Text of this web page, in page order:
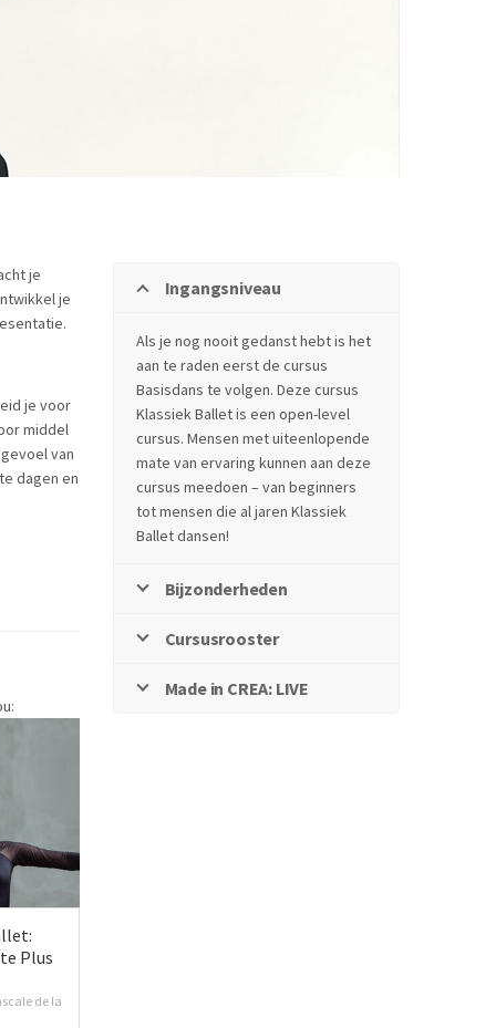
je
je
je voor
middel
van
dagen en
Plus
de la
Ingangsniveau
Als je nog nooit gedanst hebt is het
aan te raden eerst de cursus
Basisdans te volgen. Deze cursus
Klassiek Ballet is een open-level
cursus. Mensen met uiteenlopende
mate van ervaring kunnen aan deze
cursus meedoen – van beginners
tot mensen die al jaren Klassiek
Ballet dansen!
Bijzonderheden
Cursusrooster
Made in CREA: LIVE